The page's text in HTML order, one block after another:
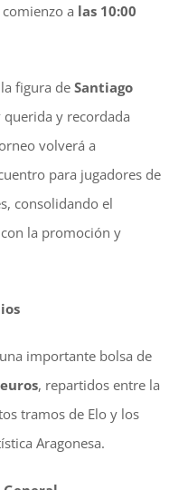
a las 10:00
figura de Santiago
y recordada
volverá a
para jugadores de
consolidando el
la promoción y
importante bolsa de
, repartidos entre la
tramos de Elo y los
Aragonesa.